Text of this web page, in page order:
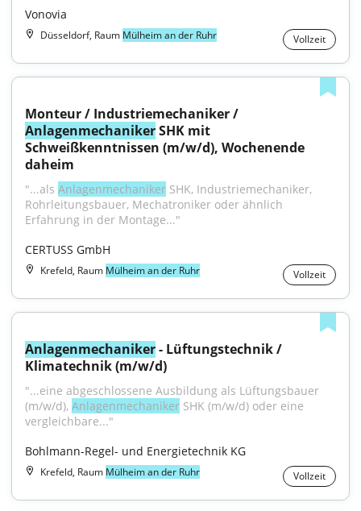
Vonovia
Düsseldorf, Raum Mülheim an der Ruhr Vollzeit
Anlagenmechaniker SHK mit
Schweißkenntnissen (m/w/d), Wochenende
daheim
"...als Anlagenmechaniker SHK, Industriemechaniker,
Rohrleitungsbauer, Mechatroniker oder ähnlich
Erfahrung in der Montage..."
CERTUSS GmbH
Krefeld, Raum Mülheim an der Ruhr Vollzeit
Anlagenmechaniker - Lüftungstechnik /
Klimatechnik (m/w/d)
"...eine abgeschlossene Ausbildung als Lüftungsbauer
(m/w/d), Anlagenmechaniker SHK (m/w/d) oder eine
vergleichbare..."
Bohlmann-Regel- und Energietechnik KG
Krefeld, Raum Mülheim an der Ruhr Vollzeit